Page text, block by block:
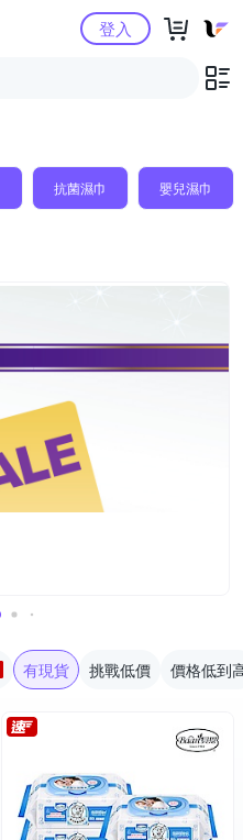
Yahoo購物中心登入
抗菌濕巾 嬰兒濕巾
有現貨 挑戰低價 價格低到